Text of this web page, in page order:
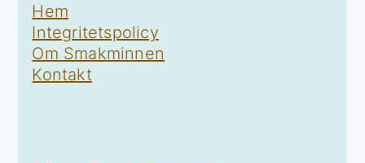
Hem
Integritetspolicy
Om Smakminnen
Kontakt